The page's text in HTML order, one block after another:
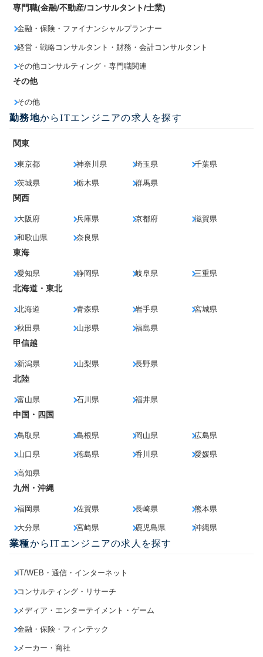
専門職(金融/不動産/コンサルタント/士業)
金融・保険・ファイナンシャルプランナー
経営・戦略コンサルタント・財務・会計コンサルタント
その他コンサルティング・専門職関連
その他
その他
勤務地からITエンジニアの求人を探す
関東
東京都 神奈川県 埼玉県 千葉県
茨城県 栃木県 群馬県
関西
大阪府 兵庫県 京都府 滋賀県
和歌山県 奈良県
東海
愛知県 静岡県 岐阜県 三重県
北海道・東北
北海道 青森県 岩手県 宮城県
秋田県 山形県 福島県
甲信越
新潟県 山梨県 長野県
北陸
富山県 石川県 福井県
中国・四国
鳥取県 島根県 岡山県 広島県
山口県 徳島県 香川県 愛媛県
高知県
九州・沖縄
福岡県 佐賀県 長崎県 熊本県
大分県 宮崎県 鹿児島県 沖縄県
業種からITエンジニアの求人を探す
IT/WEB・通信・インターネット
コンサルティング・リサーチ
メディア・エンターテイメント・ゲーム
金融・保険・フィンテック
メーカー・商社